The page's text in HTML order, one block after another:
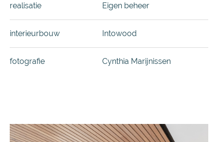
realisatie Eigen beheer
interieurbouw Intowood
fotografie Cynthia Marijnissen